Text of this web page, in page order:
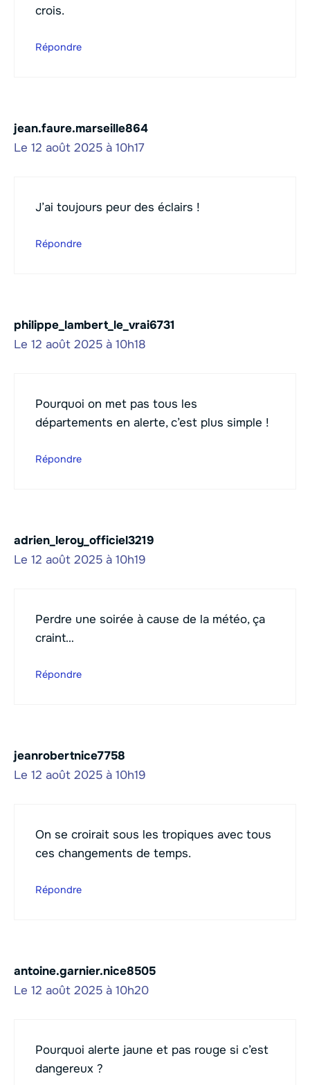
crois.
Répondre
jean.faure.marseille864
Le 12 août 2025 à 10h17
J’ai toujours peur des éclairs !
Répondre
philippe_lambert_le_vrai6731
Le 12 août 2025 à 10h18
Pourquoi on met pas tous les
départements en alerte, c’est plus simple !
Répondre
adrien_leroy_officiel3219
Le 12 août 2025 à 10h19
Perdre une soirée à cause de la météo, ça
craint…
Répondre
jeanrobertnice7758
Le 12 août 2025 à 10h19
On se croirait sous les tropiques avec tous
ces changements de temps.
Répondre
antoine.garnier.nice8505
Le 12 août 2025 à 10h20
Pourquoi alerte jaune et pas rouge si c’est
dangereux ?